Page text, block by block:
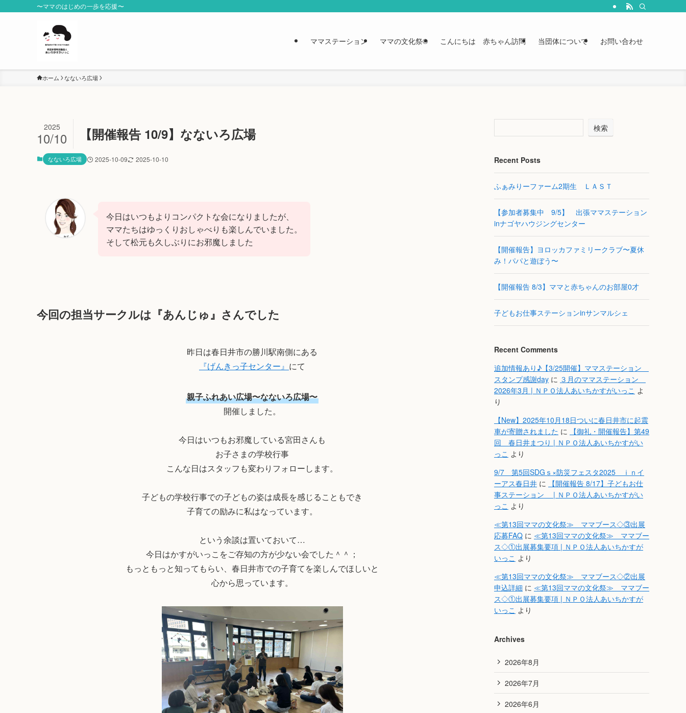
〜ママのはじめの一歩を応援〜
ママステーション ママの文化祭®︎ こんにちは 赤ちゃん訪問 当団体について お問い合わせ
ホーム なないろ広場
【開催報告 10/9】なないろ広場
2025
10/10
なないろ広場 2025-10-09 2025-10-10
今日はいつもよりコンパクトな会になりましたが、
ママたちはゆっくりおしゃべりも楽しんでいました。
そして松元も久しぶりにお邪魔しました
今回の担当サークルは『あんじゅ』さんでした
昨日は春日井市の勝川駅南側にある
『げんきっ子センター』 にて
親子ふれあい広場〜なないろ広場〜
開催しました。
今日はいつもお邪魔している宮田さんも
お子さまの学校行事
こんな日はスタッフも変わりフォローします。
子どもの学校行事での子どもの姿は成長を感じることもでき
子育ての励みに私はなっています。
という余談は置いておいて…
今日はかすがいっこをご存知の方が少ない会でした＾＾；
もっともっと知ってもらい、春日井市での子育てを楽しんでほしいと
心から思っています。
検索
Recent Posts
ふぁみりーファーム2期生 ＬＡＳＴ
【参加者募集中 9/5】 出張ママステーション
inナゴヤハウジングセンター
【開催報告】ヨロッカファミリークラブ〜夏休
み！パパと遊ぼう〜
【開催報告 8/3】ママと赤ちゃんのお部屋0才
子どもお仕事ステーションinサンマルシェ
Recent Comments
追加情報あり♪【3/25開催】ママステーション
スタンプ感謝day に ３月のママステーション
2026年3月 | ＮＰＯ法人あいちかすがいっこ よ
り
【New】2025年10月18日ついに春日井市に起震
車が寄贈されました に
【御礼・開催報告】第49
回 春日井まつり | ＮＰＯ法人あいちかすがい
っこ より
9/7 第5回SDGｓ×防災フェスタ2025 ｉｎイ
ーアス春日井 に
【開催報告 8/17】子どもお仕
事ステーション | ＮＰＯ法人あいちかすがい
っこ より
≪第13回ママの文化祭≫ ママブース◇③出展
応募FAQ に ≪第13回ママの文化祭≫ ママブー
ス◇①出展募集要項 | ＮＰＯ法人あいちかすが
いっこ より
≪第13回ママの文化祭≫ ママブース◇②出展
申込詳細 に ≪第13回ママの文化祭≫ ママブー
ス◇①出展募集要項 | ＮＰＯ法人あいちかすが
いっこ より
Archives
2026年8月
2026年7月
2026年6月